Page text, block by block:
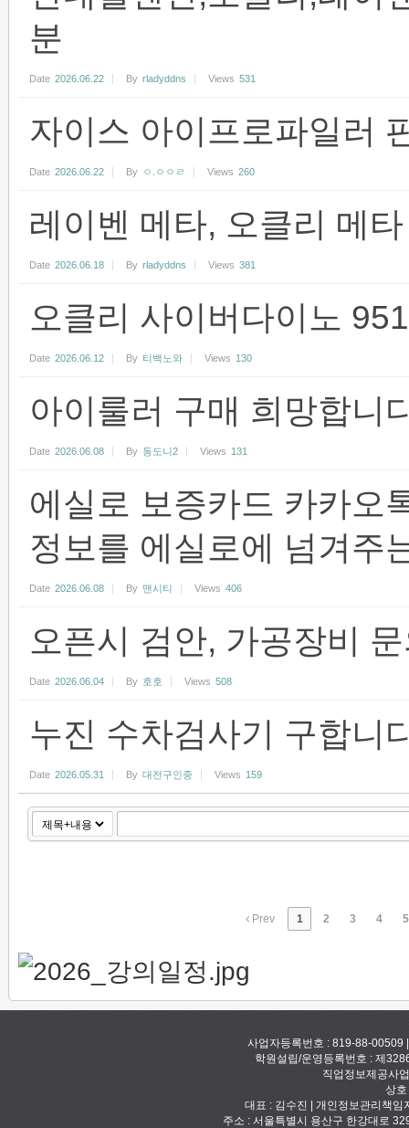
분
Date 2026.06.22 By rladyddns Views 531
자이스 아이프로파일러
Date 2026.06.22 By ㅇ.ㅇㅇㄹ Views 260
레이벤 메타, 오클리 메
Date 2026.06.18 By rladyddns Views 381
오클리 사이버다이노
Date 2026.06.12 By 티백노와 Views 130
아이룰러 구매 희망합니
Date 2026.06.08 By 동도니2 Views 131
에실로 보증카드 카카오
정보를 에실로에 넘겨주
Date 2026.06.08 By 맨시티 Views 406
오픈시 검안, 가공장비
Date 2026.06.04 By 호호 Views 508
누진 수차검사기 구합니
Date 2026.05.31 By 대전구인중 Views 159
Prev 1 2 3 4 5
사업자등록번호 : 819-88-00509
학원설립/운영등록번호 : 제
직업정보제공사
상
대표 : 김수진 | 개인정보관리책
주소 : 서울특별시 용산구 한강대로